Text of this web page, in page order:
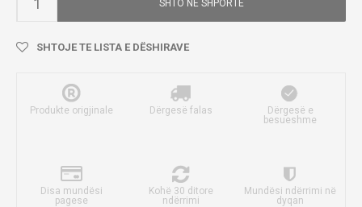
SHTO NË SHPORTË
SHTOJE TE LISTA E DËSHIRAVE
Produkte origjinale Dërgesë falas
Dërgesë e
besueshme
Disa mundësi
pagese
Kohë 30 ditore
ndërrimi
Mundësi ndërrimi në
dyqan